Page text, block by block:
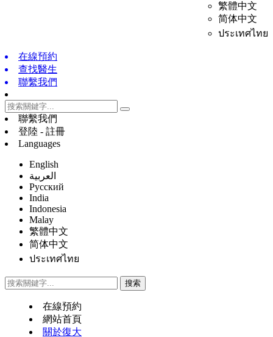
繁體中文
简体中文
ประเทศไทย
在線預約
查找醫生
聯繫我們
聯繫我們
登陸 - 註冊
Languages
English
العربية
Русский
India
Indonesia
Malay
繁體中文
简体中文
ประเทศไทย
在線預約
網站首頁
關於復大